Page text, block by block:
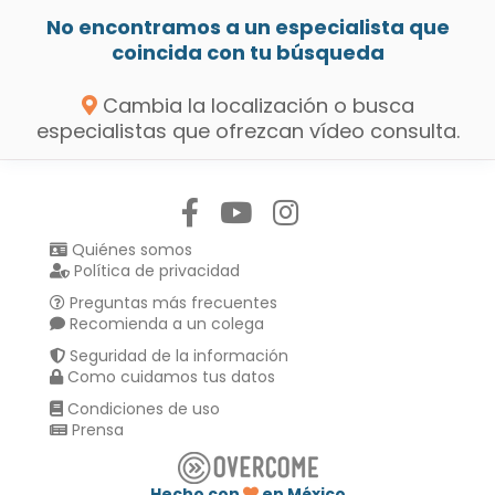
No encontramos a un especialista que
coincida con tu búsqueda
Cambia la localización o busca
especialistas que ofrezcan vídeo consulta.
Quiénes somos
Política de privacidad
Preguntas más frecuentes
Recomienda a un colega
Seguridad de la información
Como cuidamos tus datos
Condiciones de uso
Prensa